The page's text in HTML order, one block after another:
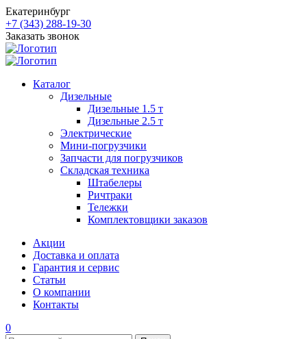
Екатеринбург
+7 (343) 288-19-30
Заказать звонок
Каталог
Дизельные
Дизельные 1.5 т
Дизельные 2.5 т
Электрические
Мини-погрузчики
Запчасти для погрузчиков
Складская техника
Штабелеры
Ричтраки
Тележки
Комплектовщики заказов
Акции
Доставка и оплата
Гарантия и сервис
Статьи
О компании
Контакты
0